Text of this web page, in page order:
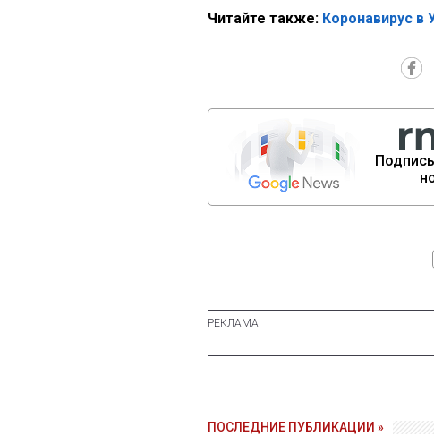
Читайте также: Коронавирус в
ПОСЛЕДНИЕ ПУБЛИКАЦИИ »